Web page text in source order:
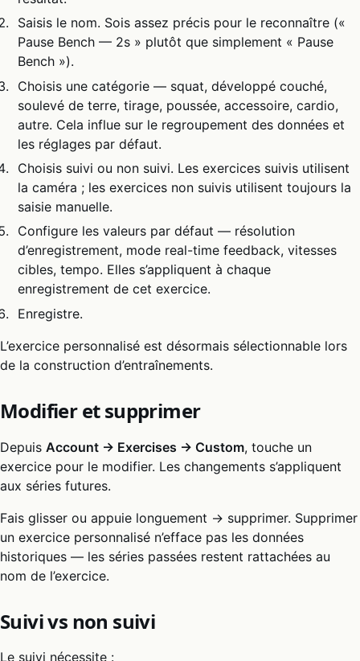
Saisis le nom. Sois assez précis pour le reconnaître («
Pause Bench — 2s » plutôt que simplement « Pause
Bench »).
Choisis une catégorie — squat, développé couché,
soulevé de terre, tirage, poussée, accessoire, cardio,
autre. Cela influe sur le regroupement des données et
les réglages par défaut.
Choisis suivi ou non suivi. Les exercices suivis utilisent
la caméra ; les exercices non suivis utilisent toujours la
saisie manuelle.
Configure les valeurs par défaut — résolution
d’enregistrement, mode real-time feedback, vitesses
cibles, tempo. Elles s’appliquent à chaque
enregistrement de cet exercice.
Enregistre.
L’exercice personnalisé est désormais sélectionnable lors
de la construction d’entraînements.
Modifier et supprimer
Depuis Account → Exercises → Custom, touche un
exercice pour le modifier. Les changements s’appliquent
aux séries futures.
Fais glisser ou appuie longuement → supprimer. Supprimer
un exercice personnalisé n’efface pas les données
historiques — les séries passées restent rattachées au
nom de l’exercice.
Suivi vs non suivi
Le suivi nécessite :